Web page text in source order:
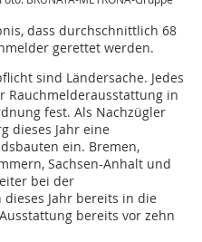
dass durchschnittlich 68
gerettet werden.
sind Ländersache. Jedes
Rauchmelderausstattung in
fest. Als Nachzügler
dieses Jahr eine
ein. Bremen,
Sachsen-Anhalt und
bei der
Jahr bereits in die
bereits vor zehn